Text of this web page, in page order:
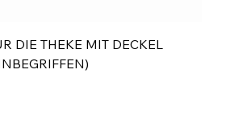
DIE THEKE MIT DECKEL